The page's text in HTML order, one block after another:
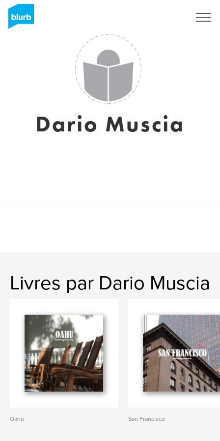
Dario Muscia
Livres par Dario Muscia
Oahu San Francisco